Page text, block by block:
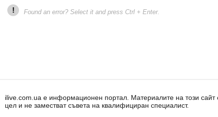
! Found an error? Select it and press Ctrl + Enter.
ilive.com.ua е информационен портал. Материалите на този
цел и не заместват съвета на квалифициран специалист.